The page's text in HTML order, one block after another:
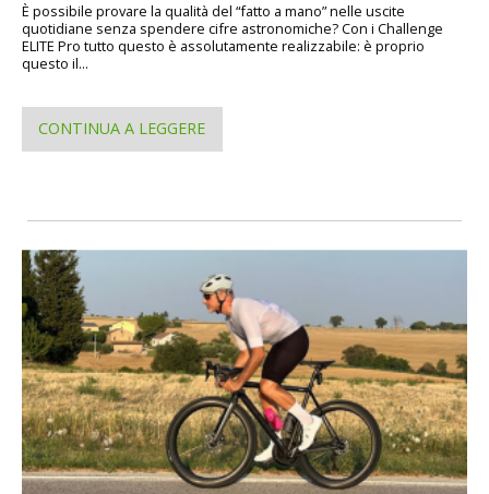
È possibile provare la qualità del “fatto a mano” nelle uscite
quotidiane senza spendere cifre astronomiche? Con i Challenge
ELITE Pro tutto questo è assolutamente realizzabile: è proprio
questo il...
CONTINUA A LEGGERE